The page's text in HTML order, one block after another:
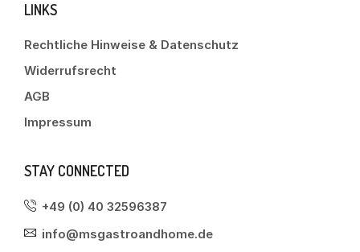
LINKS
Rechtliche Hinweise & Datenschutz
Widerrufsrecht
AGB
Impressum
STAY CONNECTED
+49 (0) 40 32596387
info@msgastroandhome.de